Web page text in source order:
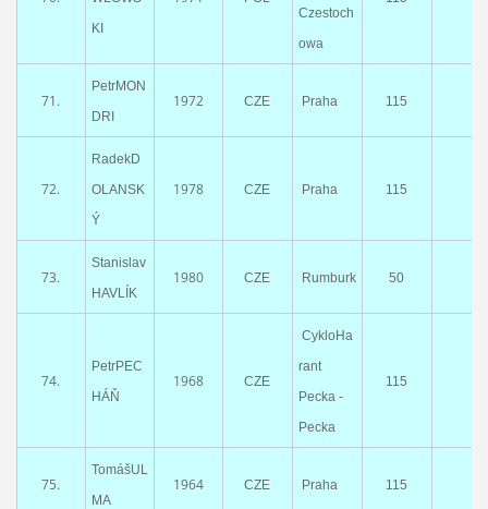
KI
Czestoch
owa
71.
PetrMON
DRI
1972 CZE Praha 115
72.
RadekD
OLANSK
Ý
1978 CZE Praha 115
73.
Stanislav
HAVLÍK
1980 CZE Rumburk 50
74.
PetrPEC
HÁŇ
1968 CZE
CykloHa
rant
Pecka -
Pecka
115
75.
TomášUL
MA
1964 CZE Praha 115